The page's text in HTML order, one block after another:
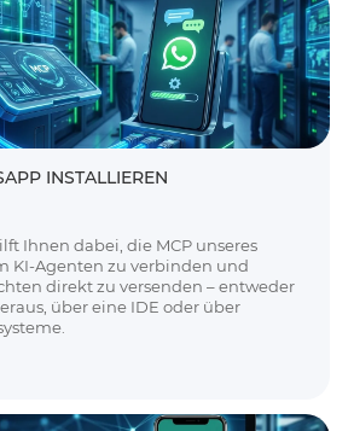
INSTALLIEREN
Ihnen dabei, die MCP unseres
KI-Agenten zu verbinden und
direkt zu versenden – entweder
über eine IDE oder über